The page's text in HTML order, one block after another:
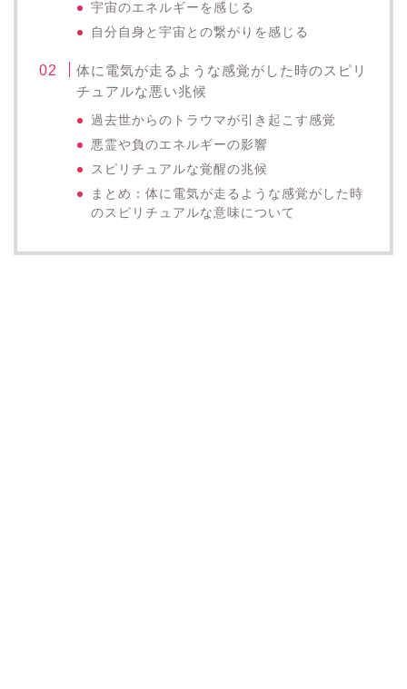
宇宙のエネルギーを感じる
自分自身と宇宙との繋がりを感じる
体に電気が走るような感覚がした時のスピリ
チュアルな悪い兆候
過去世からのトラウマが引き起こす感覚
悪霊や負のエネルギーの影響
スピリチュアルな覚醒の兆候
まとめ：体に電気が走るような感覚がした時
のスピリチュアルな意味について